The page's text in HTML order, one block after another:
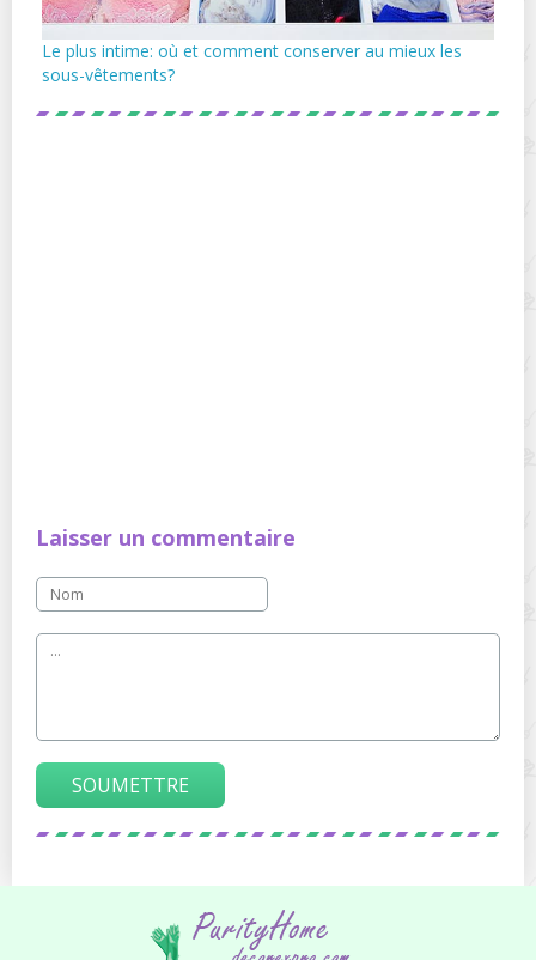
Le plus intime: où et comment conserver au mieux les
sous-vêtements?
Laisser un commentaire
SOUMETTRE